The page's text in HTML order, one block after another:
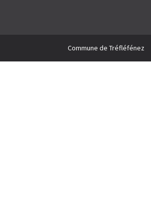
Commune de Tréfléfénez